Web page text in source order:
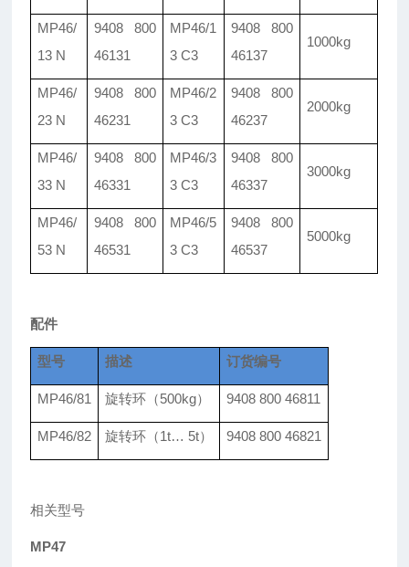
MP46/
13 N
9408 800
46131
MP46/1
3 C3
9408 800
46137
1000kg
MP46/
23 N
9408 800
46231
MP46/2
3 C3
9408 800
46237
2000kg
MP46/
33 N
9408 800
46331
MP46/3
3 C3
9408 800
46337
3000kg
MP46/
53 N
9408 800
46531
MP46/5
3 C3
9408 800
46537
5000kg
配件
型号 描述 订货编号
MP46/81 旋转环（500kg） 9408 800 46811
MP46/82 旋转环（1t… 5t） 9408 800 46821
相关型号
MP47